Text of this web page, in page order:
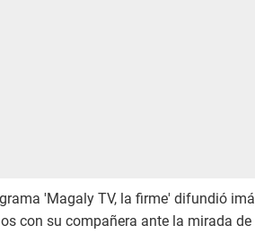
'Magaly TV, la firme' difundió
con su compañera ante la mirada